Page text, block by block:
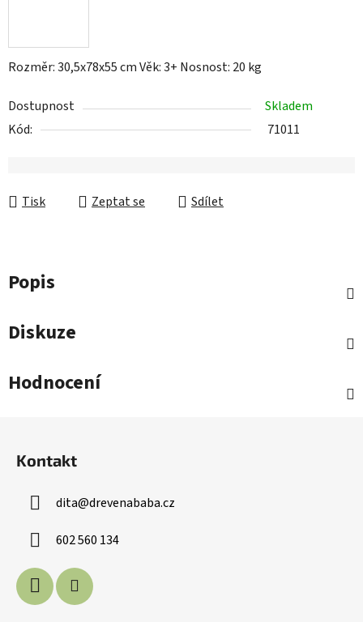
Rozměr: 30,5x78x55 cm Věk: 3+ Nosnost: 20 kg
Dostupnost
Skladem
Kód:
71011
Tisk Zeptat se Sdílet
Popis
Diskuze
Hodnocení
Kontakt
dita@drevenababa.cz
602 560 134